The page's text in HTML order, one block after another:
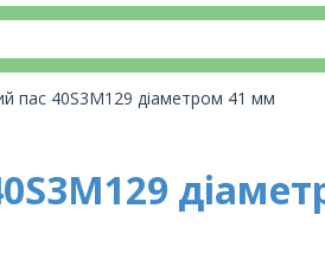
пас 40S3M129 діаметром 41 мм